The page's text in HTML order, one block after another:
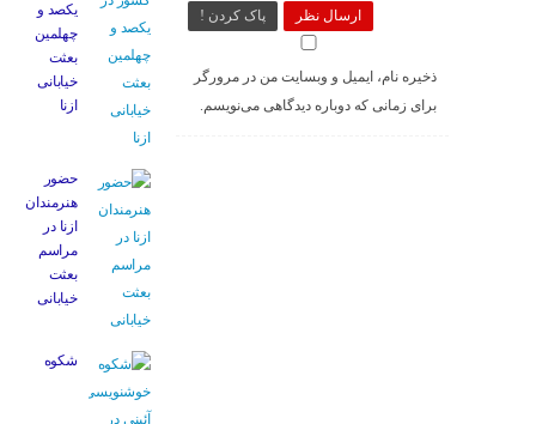
ارسال نظر پاک کردن !
ذخیره نام، ایمیل و وبسایت من در مرورگر
برای زمانی که دوباره دیدگاهی می‌نویسم.
یکصد و
چهلمین
بعثت
خیابانی
ازنا
حضور
هنرمندان
ازنا در
مراسم
بعثت
خیابانی
شکوه